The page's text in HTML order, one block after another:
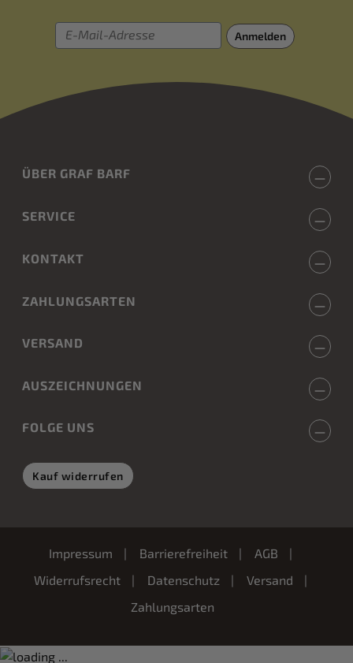
E-Mail-Adresse
Anmelden
ÜBER GRAF BARF
SERVICE
KONTAKT
ZAHLUNGSARTEN
VERSAND
AUSZEICHNUNGEN
FOLGE UNS
Kauf widerrufen
Impressum Barrierefreiheit
AGB
Widerrufsrecht
Datenschutz
Versand
Zahlungsarten